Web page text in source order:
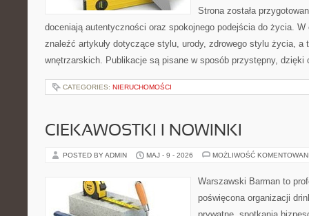
Strona została
doceniają autentyczności oraz spokojnego podejścia do życia. W
znaleźć artykuły dotyczące stylu, urody, zdrowego stylu życia, a
wnętrzarskich. Publikacje są pisane w sposób przystępny,
CATEGORIES: NIERUCHOMOŚCI
CIEKAWOSTKI I NOWINKI
POSTED BY ADMIN MAJ - 9 - 2026 MOŻLIWOŚĆ
Warszawski Barman to
poświęcona organizacji